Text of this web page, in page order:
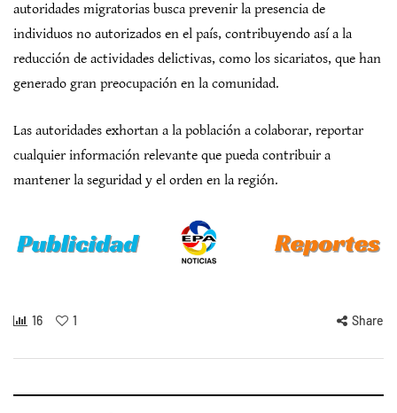
autoridades migratorias busca prevenir la presencia de
individuos no autorizados en el país, contribuyendo así a la
reducción de actividades delictivas, como los sicariatos, que han
generado gran preocupación en la comunidad.
Las autoridades exhortan a la población a colaborar, reportar
cualquier información relevante que pueda contribuir a
mantener la seguridad y el orden en la región.
16 1 Share